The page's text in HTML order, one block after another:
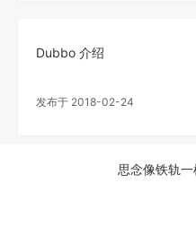
Dubbo 介绍
发布于 2018-02-24
思念像铁轨